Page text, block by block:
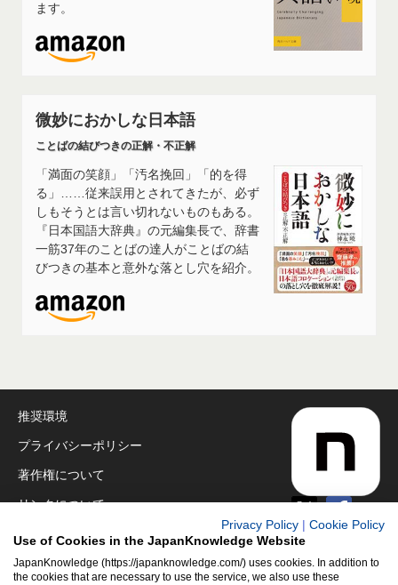
ます。
微妙におかしな日本語
ことばの結びつきの正解・不正解
「満面の笑顔」「汚名挽回」「的を得
る」……従来誤用とされてきたが、必ず
しもそうとは言い切れないものもある。
『日本国語大辞典』の元編集長で、辞書
一筋37年のことばの達人がことばの結
びつきの基本と意外な落とし穴を紹介。
推奨環境
プライバシーポリシー
著作権について
リンクについて
免責事項
運営会社
Privacy Policy
Cookie Policy
Use of Cookies in the JapanKnowledge Website
JapanKnowledge (https://japanknowledge.com/) uses cookies. In addition to
the cookies that are necessary to use the service, we also use these